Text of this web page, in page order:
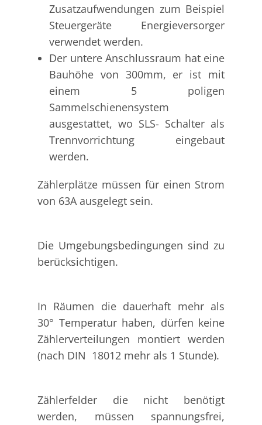
Zusatzaufwendungen zum Beispiel
Steuergeräte Energieversorger
verwendet werden.
Der untere Anschlussraum hat eine
Bauhöhe von 300mm, er ist mit
einem 5 poligen
Sammelschienensystem
ausgestattet, wo SLS- Schalter als
Trennvorrichtung eingebaut
werden.
Zählerplätze müssen für einen Strom
von 63A ausgelegt sein.
Die Umgebungsbedingungen sind zu
berücksichtigen.
In Räumen die dauerhaft mehr als
30° Temperatur haben, dürfen keine
Zählerverteilungen montiert werden
(nach DIN 18012 mehr als 1 Stunde).
Zählerfelder die nicht benötigt
werden, müssen spannungsfrei,